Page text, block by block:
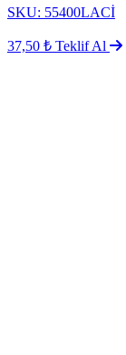
SKU: 55400LACİ
37,50 ₺ Teklif Al